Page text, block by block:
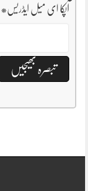
آپکا ای میل ایڈریس*